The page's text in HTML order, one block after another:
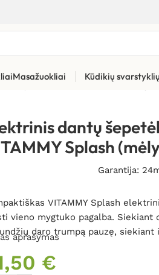
Masažuokliai Kūdikių
» Elektrinis dantų
dantų
Splash
Garantija:
VITAMMY Splash
vieno mygtuko pagalba.
daro trumpą pauzę,
aprašymas
€